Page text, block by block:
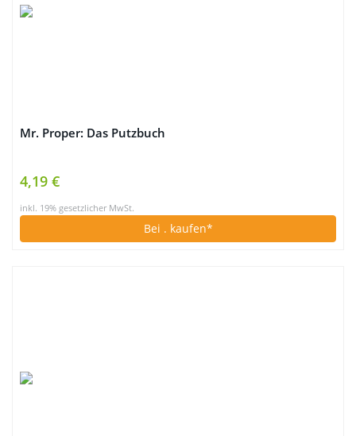
Mr. Proper: Das Putzbuch
4,19 €
inkl. 19% gesetzlicher MwSt.
Bei . kaufen*